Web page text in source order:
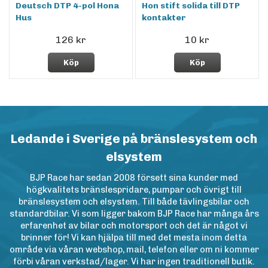
Deutsch DTP 4-pol Hona
Hus
126 kr
Köp
Hon stift solida till DTP
kontakter
10 kr
Köp
Ledande i Sverige på bränslesystem och
elsystem
BJP Race har sedan 2008 försett sina kunder med
högkvalitets bränslespridare, pumpar och övrigt till
bränslesystem och elsystem. Till både tävlingsbilar och
standardbilar. Vi som ligger bakom BJP Race har många års
erfarenhet av bilar och motorsport och det är något vi
brinner för! Vi kan hjälpa till med det mesta inom detta
område via våran webshop, mail, telefon eller om ni kommer
förbi våran verkstad/lager. Vi har ingen traditionell butik.